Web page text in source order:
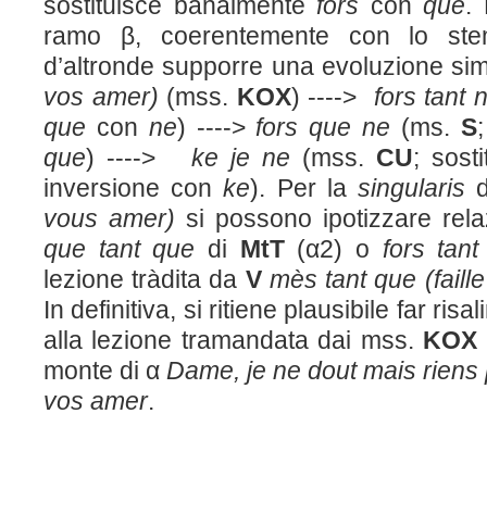
ramo β, coerentemente con lo
d’altronde supporre una evoluzione
vos amer) (mss. KOX) ----> fors tant
que con ne) ----> fors que ne (ms. S
que) ----> ke je ne (mss. CU;
inversione conke). Per la singularis
vous amer) si possono ipotizzare
que tant que di MtT (α2) o fors
lezione tràdita da V mès tant que
In definitiva, si ritiene plausibile far
alla lezione tramandata dai mss. KOX
monte di α Dame, je ne dout mais riens
vos amer.